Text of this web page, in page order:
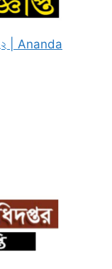
| Ananda